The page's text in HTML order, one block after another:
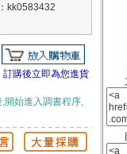
kk0583432
訂購後立即為您進貨
開始進入調書程序,